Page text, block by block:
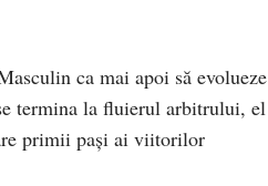
ca mai apoi să evolueze
termina la fluierul arbitrului, el
primii pași ai viitorilor